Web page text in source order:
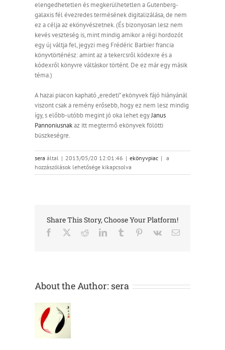
elengedhetetlen és megkerülhetetlen a Gutenberg-
galaxis fél évezredes termésének digitalizálása, de nem
ez a célja az ekönyvészetnek. (És bizonyosan lesz nem
kevés veszteség is, mint mindig amikor a régi hordozót
egy új váltja fel, jegyzi meg Frédéric Barbier francia
könyvtörténész: amint az a tekercsről kódexre és a
kódexről könyvre váltáskor történt. De ez már egy másik
téma.)
A hazai piacon kapható „eredeti” ekönyvek fájó hiányánál
viszont csak a remény erősebb, hogy ez nem lesz mindig
így, s előbb-utóbb megint jó oka lehet egyJanus
Pannoniusnakaz itt megtermő ekönyvek fölötti
büszkeségre.
sera által | 2013/05/20 12:01:46 | ekönyvpiac | Digitália
bejegyzéshez
a
hozzászólások lehetősége kikapcsolva
Share This Story, Choose Your Platform!
Facebook RedditLinkedInTumblr Pinterest
Vk Email:
About the Author: sera